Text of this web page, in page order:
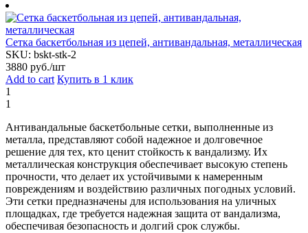
Сетка баскетбольная из цепей, антивандальная, металлическая
SKU: bskt-stk-2
3880 руб./шт
Add to cart Купить в 1 клик
1
1
Антивандальные баскетбольные сетки, выполненные из
металла, представляют собой надежное и долговечное
решение для тех, кто ценит стойкость к вандализму. Их
металлическая конструкция обеспечивает высокую степень
прочности, что делает их устойчивыми к намеренным
повреждениям и воздействию различных погодных условий.
Эти сетки предназначены для использования на уличных
площадках, где требуется надежная защита от вандализма,
обеспечивая безопасность и долгий срок службы.